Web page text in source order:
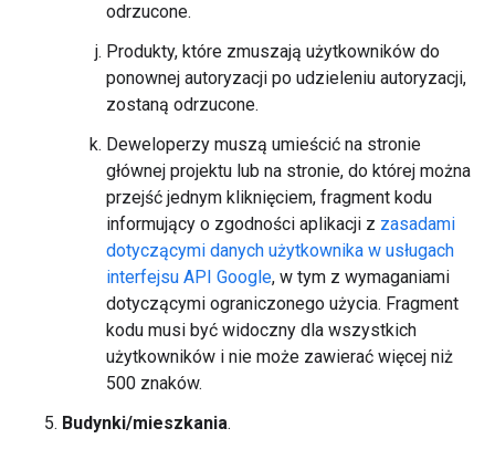
odrzucone.
Produkty, które zmuszają użytkowników do
ponownej autoryzacji po udzieleniu autoryzacji,
zostaną odrzucone.
Deweloperzy muszą umieścić na stronie
głównej projektu lub na stronie, do której można
przejść jednym kliknięciem, fragment kodu
informujący o zgodności aplikacji z zasadami
dotyczącymi danych użytkownika w usługach
interfejsu API Google, w tym z wymaganiami
dotyczącymi ograniczonego użycia. Fragment
kodu musi być widoczny dla wszystkich
użytkowników i nie może zawierać więcej niż
500 znaków.
Budynki/mieszkania.